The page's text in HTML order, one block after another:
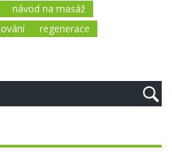
návod na masáž
regenerace